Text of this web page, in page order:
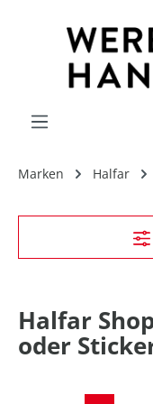
Marken Halfar
Halfar
oder